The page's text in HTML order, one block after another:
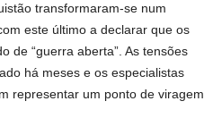
transformaram-se num
este último a declarar que os
de “guerra aberta”. As tensões
há meses e os especialistas
representar um ponto de viragem